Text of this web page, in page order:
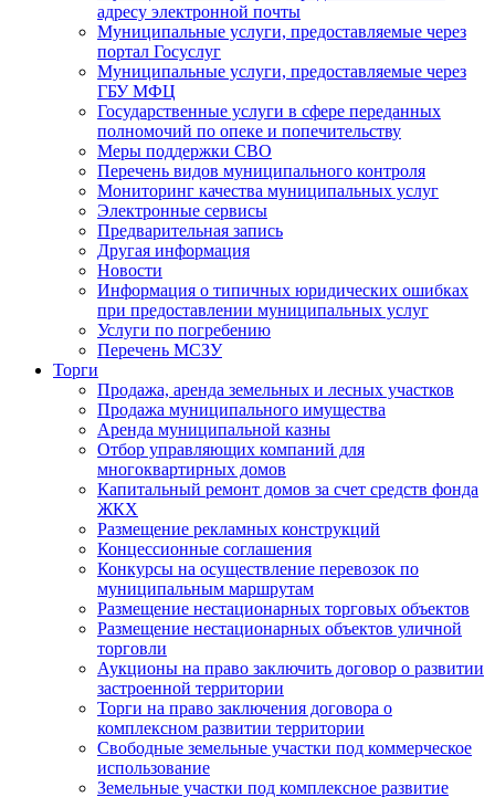
адресу электронной почты
Муниципальные услуги, предоставляемые через
портал Госуслуг
Муниципальные услуги, предоставляемые через
ГБУ МФЦ
Государственные услуги в сфере переданных
полномочий по опеке и попечительству
Меры поддержки СВО
Перечень видов муниципального контроля
Мониторинг качества муниципальных услуг
Электронные сервисы
Предварительная запись
Другая информация
Новости
Информация о типичных юридических ошибках
при предоставлении муниципальных услуг
Услуги по погребению
Перечень МСЗУ
Торги
Продажа, аренда земельных и лесных участков
Продажа муниципального имущества
Аренда муниципальной казны
Отбор управляющих компаний для
многоквартирных домов
Капитальный ремонт домов за счет средств фонда
ЖКХ
Размещение рекламных конструкций
Концессионные соглашения
Конкурсы на осуществление перевозок по
муниципальным маршрутам
Размещение нестационарных торговых объектов
Размещение нестационарных объектов уличной
торговли
Аукционы на право заключить договор о развитии
застроенной территории
Торги на право заключения договора о
комплексном развитии территории
Свободные земельные участки под коммерческое
использование
Земельные участки под комплексное развитие